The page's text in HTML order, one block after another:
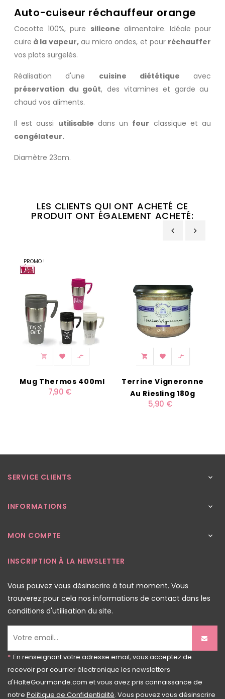
Auto-cuiseur réchauffeur orange
Cocotte 100%, pure silicone alimentaire. Idéale pour
cuire à la vapeur,au micro ondes, et pour réchauffer
vos plats surgelés.
Réalisation d'une cuisine diététique avec
préservation du goût, des vitamines et garde au
chaud vos aliments.
Il est aussi utilisable dans un four classique et au
congélateur.
Diamètre 23cm.
LES CLIENTS QUI ONT ACHETÉ CE
PRODUIT ONT ÉGALEMENT ACHETÉ:
PROMO !
  
Mug Thermos 400ml
7,90 €
  
Terrine Vigneronne
Au Riesling 180g
5,90 €
SERVICE CLIENTS 
INFORMATIONS 
MON COMPTE 
INSCRIPTION À LA NEWSLETTER
Vous pouvez vous désinscrire à tout moment. Vous
trouverez pour cela nos informations de contact dans les
conditions d'utilisation du site.
* En renseignant votre adresse email, vous acceptez de
recevoir par courrier électronique les newsletters
d'HalteGourmande.com et vous avez pris connaissance de
notre Politique de Confidentialité. Vous pouvez vous désinscrire